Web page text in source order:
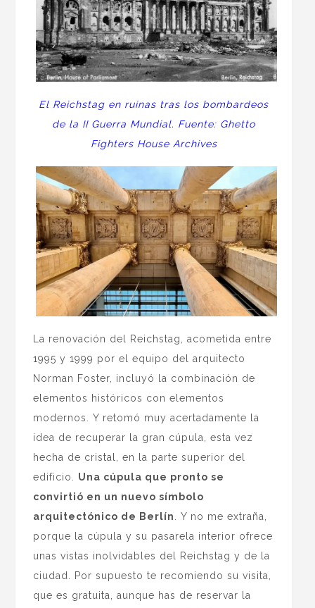
El Reichstag en ruinas tras los bombardeos
de la II Guerra Mundial. Fuente: Ghetto
Fighters House Archives
La renovación del Reichstag, acometida entre
1995 y 1999 por el equipo del arquitecto
Norman Foster, incluyó la combinación de
elementos históricos con elementos
modernos. Y retomó muy acertadamente la
idea de recuperar la gran cúpula, esta vez
hecha de cristal, en la parte superior del
edificio. Una cúpula que pronto se
convirtió en un nuevo símbolo
arquitectónico de Berlín
. Y no me extraña,
porque la cúpula y su pasarela interior ofrece
unas vistas inolvidables del Reichstag y de la
ciudad. Por supuesto te recomiendo su visita,
que es gratuita, aunque has de reservar la